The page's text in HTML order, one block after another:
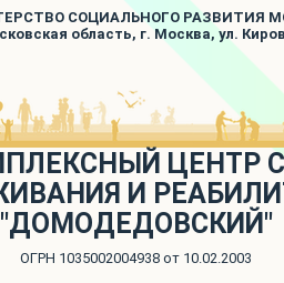
СОЦИАЛЬНОГО РАЗВИТИЯ
область, г. Москва, ул.
ЦЕНТР
И
"ДОМОДЕДОВСКИЙ"
ОГРН 1035002004938 от 10.02.2003